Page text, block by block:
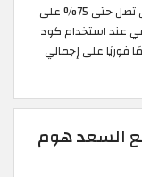
يمكنك الاستفادة من التخفيضات المباشرة التي تصل حتى 75% على
عند استخدام كود
فوريًا على إجمالي
السعد هوم